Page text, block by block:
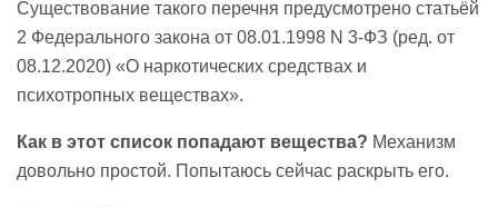
Существование такого перечня предусмотрено статьёй
2 Федерального закона от 08.01.1998 N 3-ФЗ (ред. от
08.12.2020) «О наркотических средствах и
психотропных веществах».
Как в этот список попадают вещества? Механизм
довольно простой. Попытаюсь сейчас раскрыть его.